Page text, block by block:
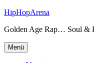
Zum
springen
HipHopArena
Golden Age Rap… Soul
Menü